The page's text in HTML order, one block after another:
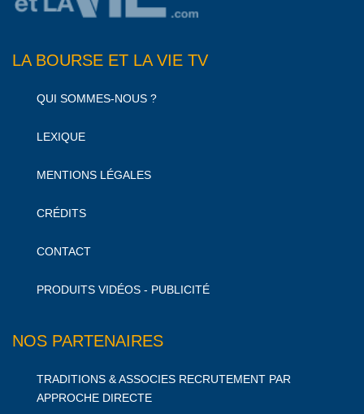
LA BOURSE ET LA VIE TV
QUI SOMMES-NOUS ?
LEXIQUE
MENTIONS LÉGALES
CRÉDITS
CONTACT
PRODUITS VIDÉOS - PUBLICITÉ
NOS PARTENAIRES
TRADITIONS & ASSOCIES RECRUTEMENT PAR
APPROCHE DIRECTE